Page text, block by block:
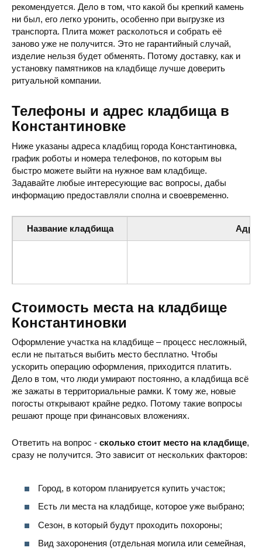
рекомендуется. Дело в том, что какой бы крепкий камень
ни был, его легко уронить, особенно при выгрузке из
транспорта. Плита может расколоться и собрать её
заново уже не получится. Это не гарантийный случай,
изделие нельзя будет обменять. Потому доставку, как и
установку памятников на кладбище лучше доверить
ритуальной компании.
Телефоны и адрес кладбища в
Константиновке
Ниже указаны адреса кладбищ города Константиновка,
график роботы и номера телефонов, по которым вы
быстро можете выйти на нужное вам кладбище.
Задавайте любые интересующие вас вопросы, дабы
информацию предоставляли сполна и своевременно.
Название кладбища Адрес
Кладбище Константиновка,
Червонянское кладбище ул. Минская,
Стоимость места на кладбище
Константиновки
Оформление участка на кладбище – процесс несложный,
если не пытаться выбить место бесплатно. Чтобы
ускорить операцию оформления, приходится платить.
Дело в том, что люди умирают постоянно, а кладбища всё
же зажаты в территориальные рамки. К тому же, новые
погосты открывают крайне редко. Потому такие вопросы
решают проще при финансовых вложениях.
Ответить на вопрос - сколько стоит место на кладбище,
сразу не получится. Это зависит от нескольких факторов:
Город, в котором планируется купить участок;
Есть ли места на кладбище, которое уже выбрано;
Сезон, в который будут проходить похороны;
Вид захоронения (отдельная могила или семейная,